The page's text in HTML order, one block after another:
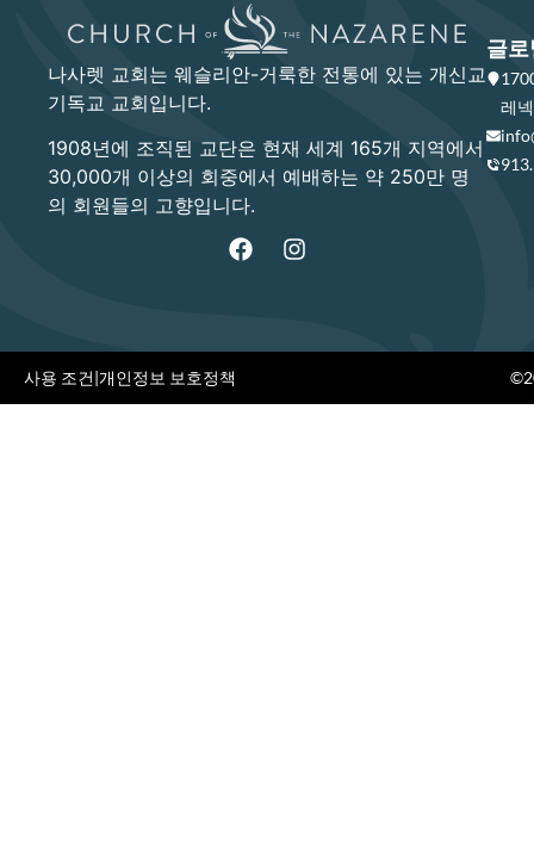
나사렛 교회는 웨슬리안-거룩한 전통에 있는 개신교
기독교 교회입니다.
1908년에 조직된 교단은 현재 세계 165개 지역에서
30,000개 이상의 회중에서 예배하는 약 250만 명
의 회원들의 고향입니다.
글로
레
사용 조건|개인정보 보호정책